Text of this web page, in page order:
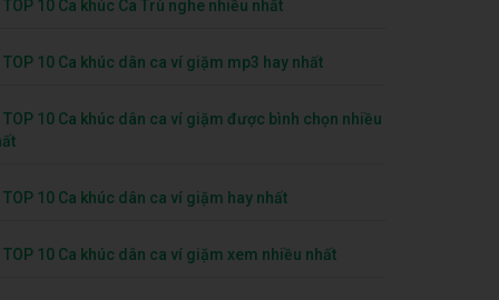
TOP 10 Ca khúc Ca Trù nghe nhiều nhất
TOP 10 Ca khúc dân ca ví giặm mp3 hay nhất
TOP 10 Ca khúc dân ca ví giặm được bình chọn nhiều
TOP 10 Ca khúc dân ca ví giặm hay nhất
TOP 10 Ca khúc dân ca ví giặm xem nhiều nhất